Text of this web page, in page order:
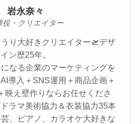
岩永奈々
役・クリエイター
り大好きクリエイター🛫デザ
イン歴25年。
なる企業のマーケティングを
導入＋SNS運用＋商品企画＋
映え壁作りならお任せくださ
ラマ美術協力＆衣装協力35本
、ピアノ、カラオケ大好きな